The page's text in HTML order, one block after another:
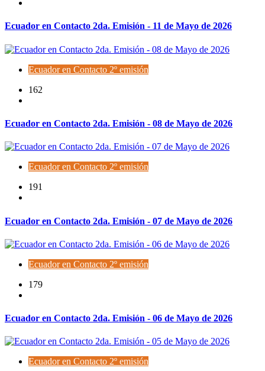
Ecuador en Contacto 2da. Emisión - 11 de Mayo de 2026
Ecuador en Contacto 2º emisión
162
Ecuador en Contacto 2da. Emisión - 08 de Mayo de 2026
Ecuador en Contacto 2º emisión
191
Ecuador en Contacto 2da. Emisión - 07 de Mayo de 2026
Ecuador en Contacto 2º emisión
179
Ecuador en Contacto 2da. Emisión - 06 de Mayo de 2026
Ecuador en Contacto 2º emisión